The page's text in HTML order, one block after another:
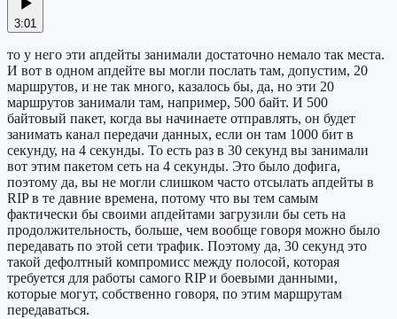
3:01
то у него эти апдейты занимали достаточно немало так места.
И вот в одном апдейте вы могли послать там, допустим, 20
маршрутов, и не так много, казалось бы, да, но эти 20
маршрутов занимали там, например, 500 байт. И 500
байтовый пакет, когда вы начинаете отправлять, он будет
занимать канал передачи данных, если он там 1000 бит в
секунду, на 4 секунды. То есть раз в 30 секунд вы занимали
вот этим пакетом сеть на 4 секунды. Это было дофига,
поэтому да, вы не могли слишком часто отсылать апдейты в
RIP в те давние времена, потому что вы тем самым
фактически бы своими апдейтами загрузили бы сеть на
продолжительность, больше, чем вообще говоря можно было
передавать по этой сети трафик. Поэтому да, 30 секунд это
такой дефолтный компромисс между полосой, которая
требуется для работы самого RIP и боевыми данными,
которые могут, собственно говоря, по этим маршрутам
передаваться.